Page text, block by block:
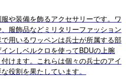
や装備を飾るアクセサリーです。ワ
服飾品などミリタリーファッション
用いるワッペンは兵士が所属する部
ンしベルクロを使ってBDUの上腕
けます。これらは個々の兵士のアイ
役割を果たしています。